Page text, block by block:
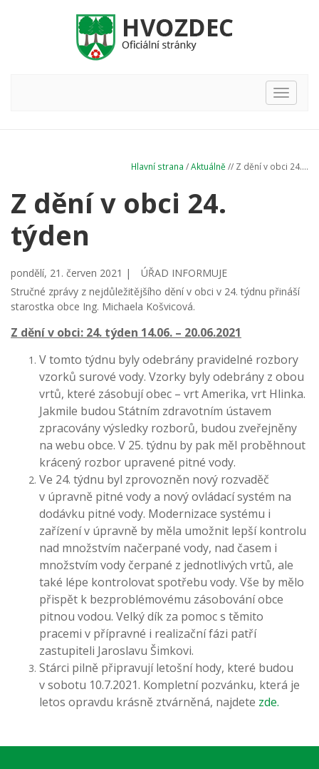
Hlavní
nabídka
Hlavní strana /Aktuálně // Z dění v obci 24....
Z dění v obci 24.
týden
pondělí, 21. červen 2021 |
ÚŘAD INFORMUJE
Stručné zprávy z nejdůležitějšího dění v obci v 24. týdnu přináší
starostka obce Ing. Michaela Košvicová.
Z dění v obci: 24. týden 14.06. – 20.06.2021
V tomto týdnu byly odebrány pravidelné rozbory
vzorků surové vody. Vzorky byly odebrány z obou
vrtů, které zásobují obec – vrt Amerika, vrt Hlinka.
Jakmile budou Státním zdravotním ústavem
zpracovány výsledky rozborů, budou zveřejněny
na webu obce. V 25. týdnu by pak měl proběhnout
krácený rozbor upravené pitné vody.
Ve 24. týdnu byl zprovozněn nový rozvaděč
v úpravně pitné vody a nový ovládací systém na
dodávku pitné vody. Modernizace systému i
zařízení v úpravně by měla umožnit lepší kontrolu
nad množstvím načerpané vody, nad časem i
množstvím vody čerpané z jednotlivých vrtů, ale
také lépe kontrolovat spotřebu vody. Vše by mělo
přispět k bezproblémovému zásobování obce
pitnou vodou. Velký dík za pomoc s těmito
pracemi v přípravné i realizační fázi patří
zastupiteli Jaroslavu Šimkovi.
Stárci pilně připravují letošní hody, které budou
v sobotu 10.7.2021. Kompletní pozvánku, která je
letos opravdu krásně ztvárněná, najdete zde.